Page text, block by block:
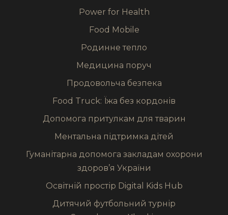
Power for Health
Food Mobile
Родинне тепло
Медицина поруч
Продовольча безпека
Food Truck: Їжа без кордонів
Допомога притулкам для тварин
Ментальна підтримка дітей
Гуманітарна допомога закладам охорони
здоров’я України
Освітній простір Digital Kids Hub
Дитячий футбольний турнір